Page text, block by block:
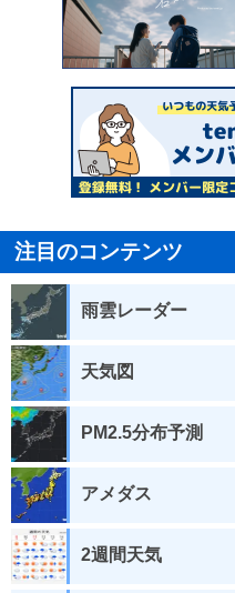
注目のコンテンツ
雨雲レーダー
天気図
PM2.5分布予測
アメダス
2週間天気